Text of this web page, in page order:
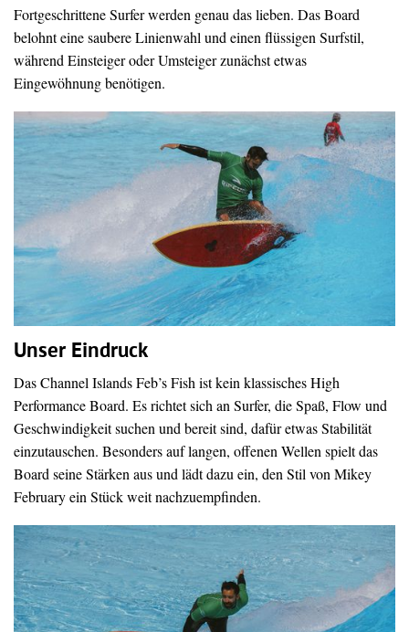
Fortgeschrittene Surfer werden genau das lieben. Das Board
belohnt eine saubere Linienwahl und einen flüssigen Surfstil,
während Einsteiger oder Umsteiger zunächst etwas
Eingewöhnung benötigen.
Unser Eindruck
Das Channel Islands Feb’s Fish ist kein klassisches High
Performance Board. Es richtet sich an Surfer, die Spaß, Flow und
Geschwindigkeit suchen und bereit sind, dafür etwas Stabilität
einzutauschen. Besonders auf langen, offenen Wellen spielt das
Board seine Stärken aus und lädt dazu ein, den Stil von Mikey
February ein Stück weit nachzuempfinden.